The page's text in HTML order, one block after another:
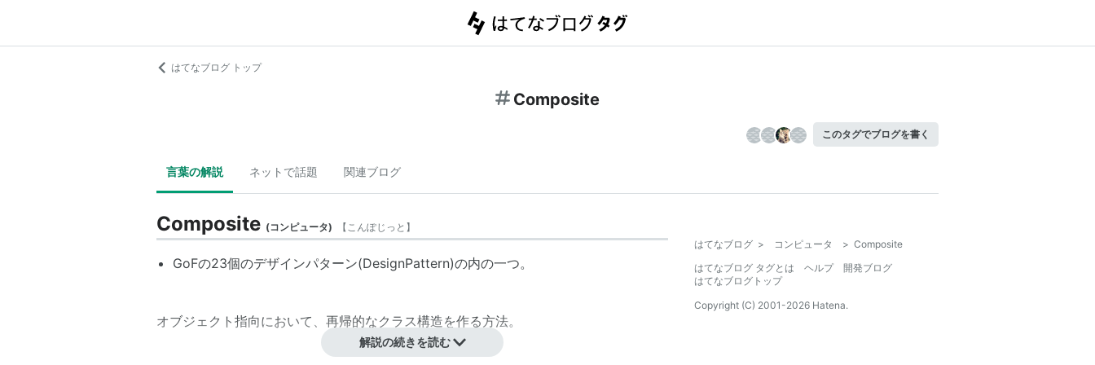
はてなブログ トップ
Composite
このタグでブログを書く
言葉の解説 ネットで話題 関連ブログ
Composite (コンピュータ) 【こんぽじっと 】
GoFの23個のデザインパターン(DesignPattern)の内の一つ。
オブジェクト指向において、再帰的なクラス構造を作る方法。
解説の続きを読む
はてなブログ > コンピュータ > Composite
はてなブログ タグとは
ヘルプ
開発ブログ
はてなブログトップ
Copyright (C) 2001-2026 Hatena.